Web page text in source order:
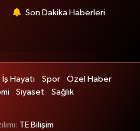
Son Dakika Haberleri
İş Hayatı Spor
Özel Haber
Siyaset Sağlık
TE Bilişim